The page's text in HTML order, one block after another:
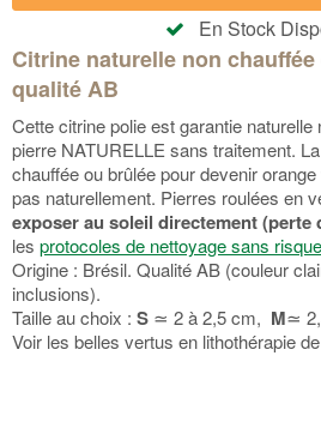
En Stock
Citrine naturelle non
qualité AB
Cette citrine polie est garantie naturelle
pierre NATURELLE sans traitement.
chauffée ou brûlée pour devenir
pas naturellement. Pierres roulées en
exposer au soleil directement (perte
les protocoles de nettoyage sans risque
Origine : Brésil. Qualité AB (couleur
inclusions).
Taille au choix : S ≃ 2 à 2,5 cm, M≃
Voir les belles vertus en lithothérapie